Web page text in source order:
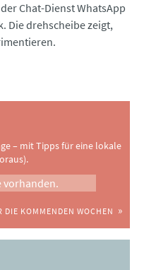
Chat-Dienst WhatsApp
Die drehscheibe zeigt,
– mit Tipps für eine lokale
vorhanden.
DIE KOMMENDEN WOCHEN